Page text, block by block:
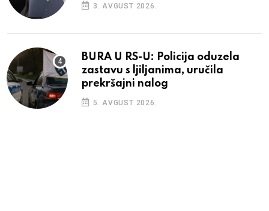
3. AVGUST 2026.
BURA U RS-U: Policija oduzela
zastavu s ljiljanima, uručila
prekršajni nalog
5. AVGUST 2026.